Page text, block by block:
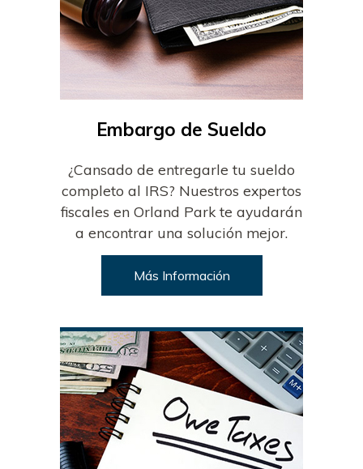
Embargo de Sueldo
¿Cansado de entregarle tu sueldo
completo al IRS? Nuestros expertos
fiscales en Orland Park te ayudarán
a encontrar una solución mejor.
Más Información